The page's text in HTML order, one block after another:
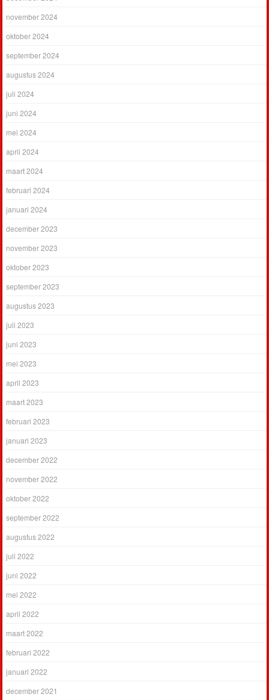
november 2024
oktober 2024
september 2024
augustus 2024
juli 2024
juni 2024
mei 2024
april 2024
maart 2024
februari 2024
januari 2024
december 2023
november 2023
oktober 2023
september 2023
augustus 2023
juli 2023
juni 2023
mei 2023
april 2023
maart 2023
februari 2023
januari 2023
december 2022
november 2022
oktober 2022
september 2022
augustus 2022
juli 2022
juni 2022
mei 2022
april 2022
maart 2022
februari 2022
januari 2022
december 2021